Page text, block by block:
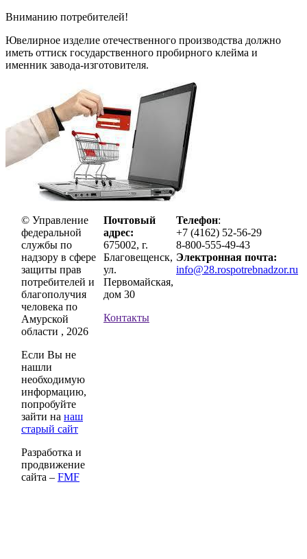
Вниманию потребителей!
Ювелирное изделие отечественного производства должно
иметь оттиск государственного пробирного клейма и
именник завода-изготовителя.
© Управление
федеральной
службы по
надзору в сфере
защиты прав
потребителей и
благополучия
человека по
Амурской
области , 2026
Если Вы не
нашли
необходимую
информацию,
попробуйте
зайти на наш
старый сайт
Разработка и
продвижение
сайта – FMF
Почтовый
адрес:
675002, г.
Благовещенск,
ул.
Первомайская,
дом 30
Контакты
Телефон:
+7 (4162) 52-56-29
8-800-555-49-43
Электронная почта:
info@28.rospotrebnadzor.ru